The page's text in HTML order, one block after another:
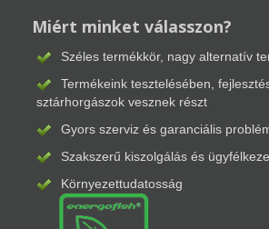
Miért minket válasszon?
Széles termékkör, nagy alternatív
Termékeink tesztelésében,
sztárhorgászok vesznek részt
Gyors szerviz és garanciális
Szakszerű kiszolgálás és
Környezettudatosság